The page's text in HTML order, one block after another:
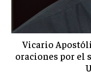
Vicario
oraciones por el